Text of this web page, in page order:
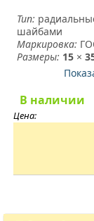
Тип:
шайбами
Маркировка:
Размеры: 15 ×
В наличии
Цена: